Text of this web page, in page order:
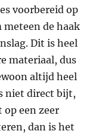
voorbereid op
meteen de haak
Dit is heel
materiaal, dus
altijd heel
niet direct bijt,
op een zeer
dan is het